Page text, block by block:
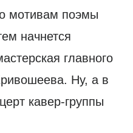
мотивам поэмы
начнется
главного
Ну, а в
кавер-группы